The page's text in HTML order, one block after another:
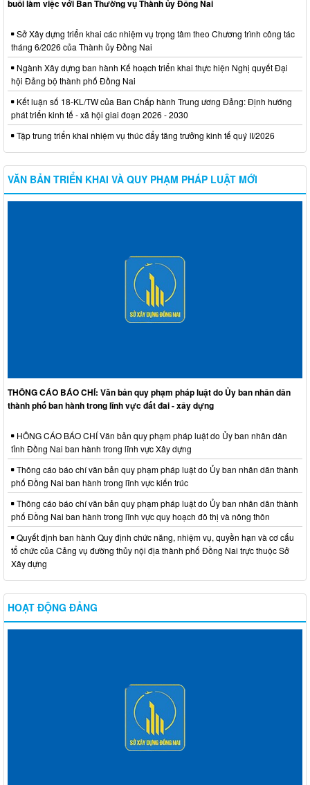
buổi làm việc với Ban Thường vụ Thành ủy Đồng Nai
Sở Xây dựng triển khai các nhiệm vụ trọng tâm theo Chương trình công tác
tháng 6/2026 của Thành ủy Đồng Nai
Ngành Xây dựng ban hành Kế hoạch triển khai thực hiện Nghị quyết Đại
hội Đảng bộ thành phố Đồng Nai
Kết luận số 18-KL/TW của Ban Chấp hành Trung ương Đảng: Định hướng
phát triển kinh tế - xã hội giai đoạn 2026 - 2030
Tập trung triển khai nhiệm vụ thúc đẩy tăng trưởng kinh tế quý II/2026
VĂN BẢN TRIỂN KHAI VÀ QUY PHẠM PHÁP LUẬT MỚI
THÔNG CÁO BÁO CHÍ: Văn bản quy phạm pháp luật do Ủy ban nhân dân
thành phố ban hành trong lĩnh vực đất đai - xây dựng
HÔNG CÁO BÁO CHÍ Văn bản quy phạm pháp luật do Ủy ban nhân dân
tỉnh Đồng Nai ban hành trong lĩnh vực Xây dựng
Thông cáo báo chí văn bản quy phạm pháp luật do Ủy ban nhân dân thành
phố Đồng Nai ban hành trong lĩnh vực kiến trúc
Thông cáo báo chí văn bản quy phạm pháp luật do Ủy ban nhân dân thành
phố Đồng Nai ban hành trong lĩnh vực quy hoạch đô thị và nông thôn
Quyết định ban hành Quy định chức năng, nhiệm vụ, quyền hạn và cơ cấu
tổ chức của Cảng vụ đường thủy nội địa thành phố Đồng Nai trực thuộc Sở
Xây dựng
HOẠT ĐỘNG ĐẢNG